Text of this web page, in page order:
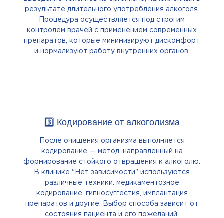
результате длительного употребления алкоголя.
Процедура осуществляется под строгим
контролем врачей с применением современных
препаратов, которые минимизируют дискомфорт
и нормализуют работу внутренних органов.
3️⃣ Кодирование от алкоголизма
После очищения организма выполняется
кодирование — метод, направленный на
формирование стойкого отвращения к алкоголю.
В клинике "Нет зависимости" используются
различные техники: медикаментозное
кодирование, гипносуггестия, имплантация
препаратов и другие. Выбор способа зависит от
состояния пациента и его пожеланий.